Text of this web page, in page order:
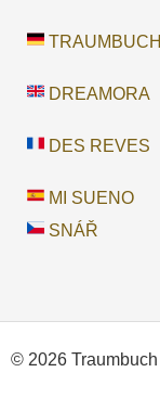
TRAUMBUCH
DREAMORA
DES REVES
MI SUENO
SNÁŘ
© 2026 Traumbuch